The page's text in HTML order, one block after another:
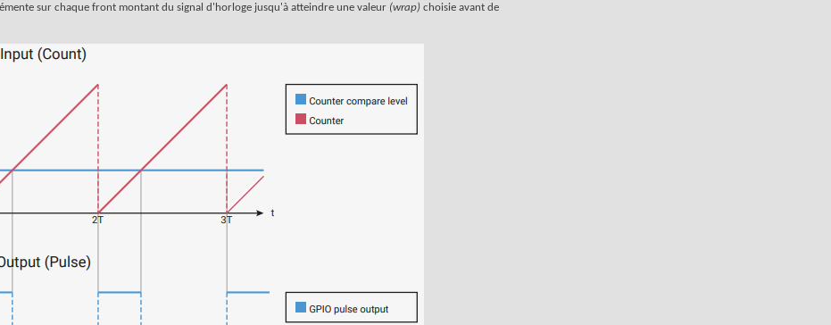
sur chaque front montant du signal d'horloge jusqu'à atteindre une valeur (wrap) choisie avant de